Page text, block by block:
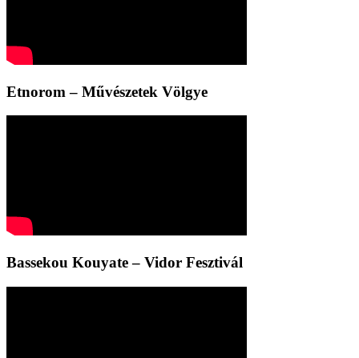
Etnorom – Művészetek Völgye
Bassekou Kouyate – Vidor Fesztivál